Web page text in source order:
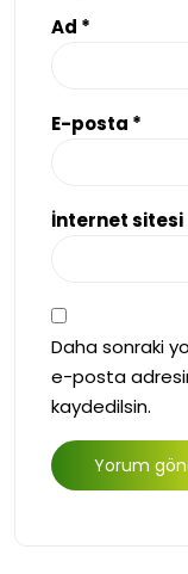
Ad *
E-posta *
İnternet sitesi
Daha sonraki
e-posta
kaydedilsin.